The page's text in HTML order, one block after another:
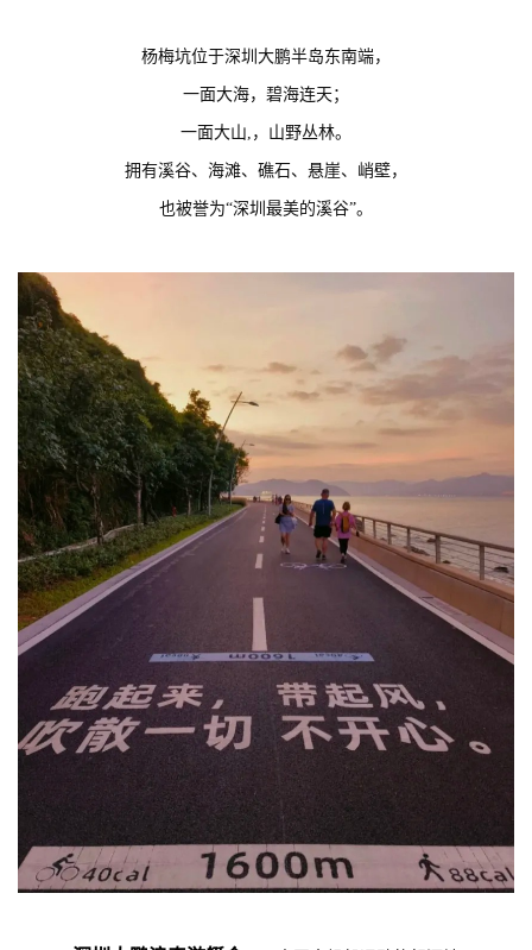
杨梅坑位于深圳大鹏半岛东南端，
一面大海，碧海连天；
一面大山,，山野丛林。
拥有溪谷、海滩、礁石、悬崖、峭壁，
也被誉为“深圳最美的溪谷”。